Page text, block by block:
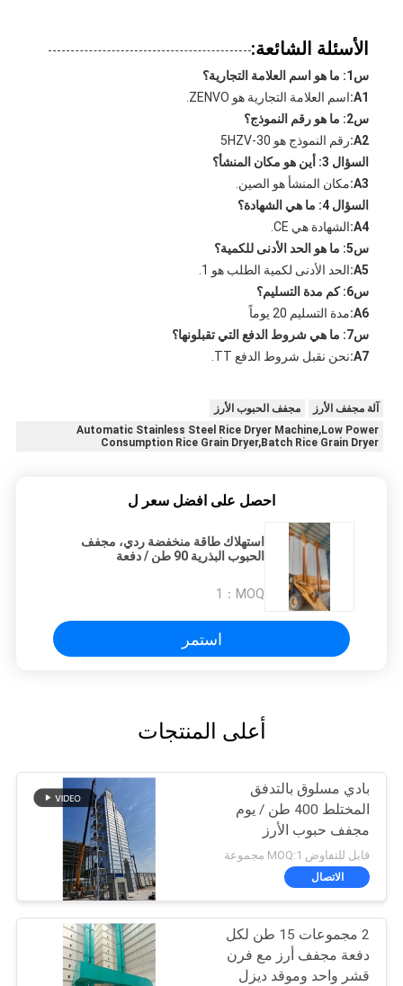
الأسئلة الشائعة:
س1: ما هو اسم العلامة التجارية؟
A1: اسم العلامة التجارية هو ZENVO.
س2: ما هو رقم النموذج؟
A2: رقم النموذج هو 5HZV-30
السؤال 3: أين هو مكان المنشأ؟
A3: مكان المنشأ هو الصين.
السؤال 4: ما هي الشهادة؟
A4: الشهادة هي CE.
س5: ما هو الحد الأدنى للكمية؟
A5: الحد الأدنى لكمية الطلب هو 1.
س6: كم مدة التسليم؟
A6: مدة التسليم 20 يوماً
س7: ما هي شروط الدفع التي تقبلونها؟
A7: نحن نقبل شروط الدفع TT.
آلة مجفف الأرز
مجفف الحبوب الأرز
Automatic Stainless Steel Rice Dryer Machine,Low Power
Consumption Rice Grain Dryer,Batch Rice Grain Dryer
احصل على افضل سعر ل
استهلاك طاقة منخفضة ردي، مجفف
الحبوب البذرية 90 طن / دفعة
MOQ：
1
استمر
أعلى المنتجات
بادي مسلوق بالتدفق
المختلط 400 طن / يوم
مجفف حبوب الأرز
قابل للتفاوض MOQ:1 مجموعة
الاتصال
2 مجموعات 15 طن لكل
دفعة مجفف أرز مع فرن
قشر واحد وموقد ديزل